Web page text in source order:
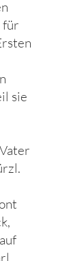
für
sie